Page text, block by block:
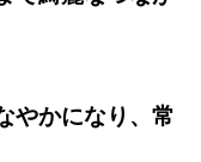
やかになり、常